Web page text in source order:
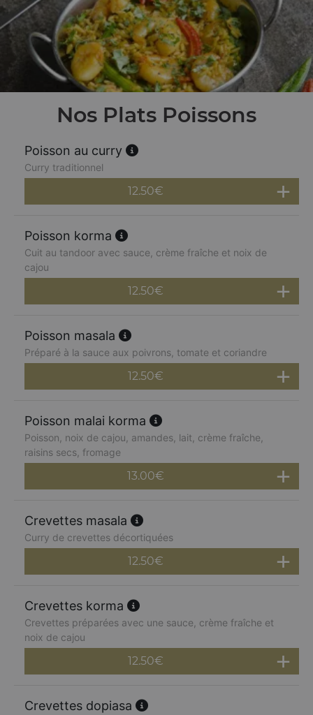
Nos Plats Poissons
Poisson au curry
Curry traditionnel
12.50€
Poisson korma
Cuit au tandoor avec sauce, crème fraîche et noix de
cajou
12.50€
Poisson masala
Préparé à la sauce aux poivrons, tomate et coriandre
12.50€
Poisson malai korma
Poisson, noix de cajou, amandes, lait, crème fraîche,
raisins secs, fromage
13.00€
Crevettes masala
Curry de crevettes décortiquées
12.50€
Crevettes korma
Crevettes préparées avec une sauce, crème fraîche et
noix de cajou
12.50€
Crevettes dopiasa